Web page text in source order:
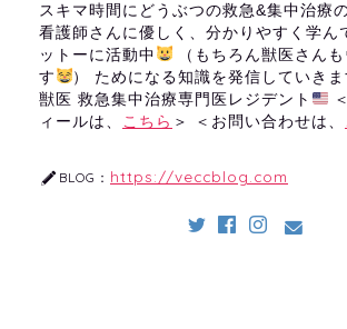
スキマ時間にどうぶつの救急&集中治療
看護師さんに優しく、分かりやすく学ん
ットーに活動中
（もちろん獣医さん
す
） ためになる知識を発信していき
獣医 救急集中治療専門医レジデント
ィールは、
こちら ＞ ＜お問い合わせは、
BLOG： https://veccblog.com